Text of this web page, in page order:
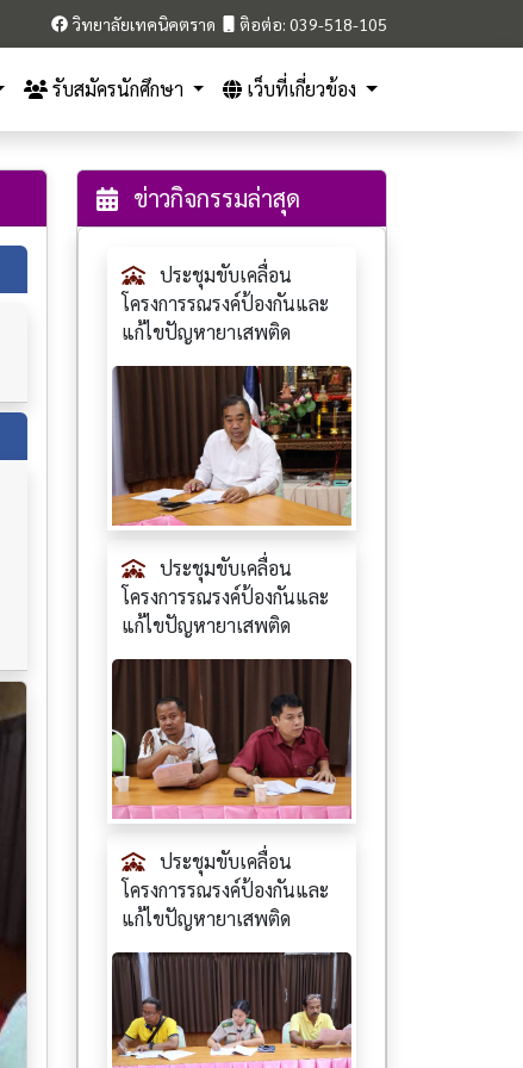
วิทยาลัยเทคนิคตราด ติอต่อ: 039-518-105
รับสมัครนักศึกษา เว็บที่เกี่ยวข้อง
ข่าวกิจกรรมล่าสุด
ประชุมขับเคลื่อน
โครงการรณรงค์ป้องกันและ
แก้ไขปัญหายาเสพติด
ประชุมขับเคลื่อน
โครงการรณรงค์ป้องกันและ
แก้ไขปัญหายาเสพติด
ประชุมขับเคลื่อน
โครงการรณรงค์ป้องกันและ
แก้ไขปัญหายาเสพติด